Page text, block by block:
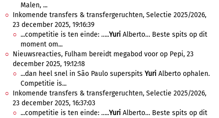
Malen, ...
Inkomende transfers & transfergeruchten, Selectie 2025/2026,
23 december 2025, 19:16:39
...competitie is ten einde: …..Yuri Alberto… Beste spits op dit
moment om...
Nieuwsreacties, Fulham bereidt megabod voor op Pepi, 23
december 2025, 19:12:18
...dan heel snel in São Paulo superspits Yuri Alberto ophalen.
Competitie is...
Inkomende transfers & transfergeruchten, Selectie 2025/2026,
23 december 2025, 16:37:03
...competitie is ten einde: …..Yuri Alberto… Beste spits op dit